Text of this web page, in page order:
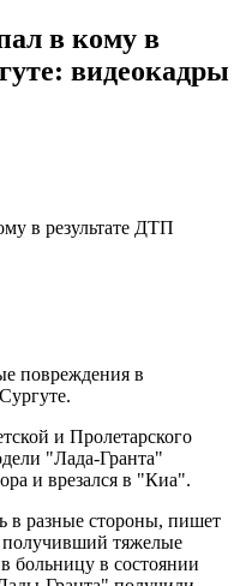
в кому в
видеокадры
в результате ДТП
повреждения в
и Пролетарского
"Лада-Гранта"
и врезался в "Киа".
в разные стороны, пишет
получивший тяжелые
больницу в состоянии